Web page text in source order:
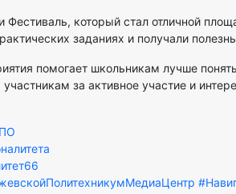
Фестиваль, который стал отличной
заданиях и получали
помогает школьникам лучше
за активное участие и